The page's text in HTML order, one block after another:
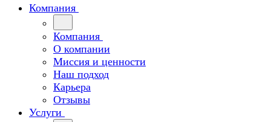
Компания
Компания
О компании
Миссия и ценности
Наш подход
Карьера
Отзывы
Услуги